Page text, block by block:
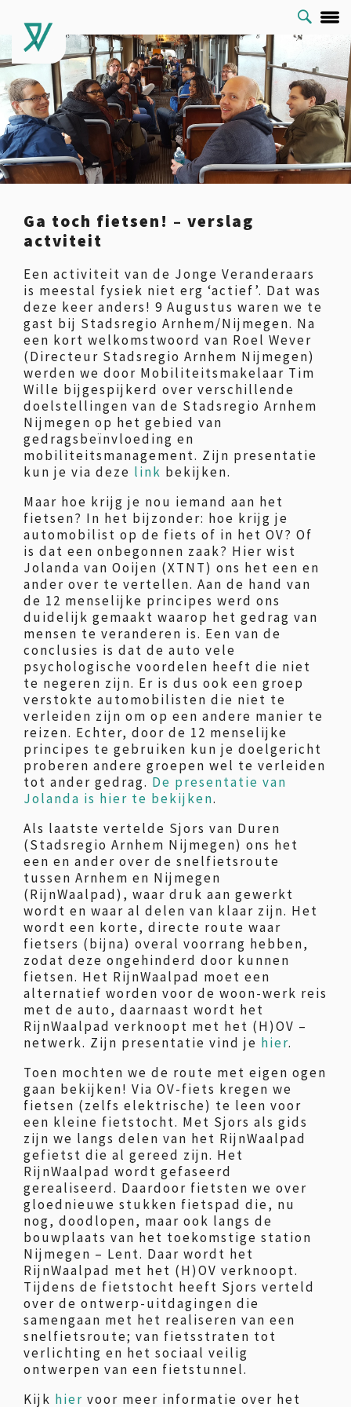
Ga toch fietsen! – verslag
actviteit
Een activiteit van de Jonge Veranderaars
is meestal fysiek niet erg ‘actief’. Dat was
deze keer anders! 9 Augustus waren we te
gast bij Stadsregio Arnhem/Nijmegen. Na
een kort welkomstwoord van Roel Wever
(Directeur Stadsregio Arnhem Nijmegen)
werden we door Mobiliteitsmakelaar Tim
Wille bijgespijkerd over verschillende
doelstellingen van de Stadsregio Arnhem
Nijmegen op het gebied van
gedragsbeïnvloeding en
mobiliteitsmanagement. Zijn presentatie
kun je via deze link bekijken.
Maar hoe krijg je nou iemand aan het
fietsen? In het bijzonder: hoe krijg je
automobilist op de fiets of in het OV? Of
is dat een onbegonnen zaak? Hier wist
Jolanda van Ooijen (XTNT) ons het een en
ander over te vertellen. Aan de hand van
de 12 menselijke principes werd ons
duidelijk gemaakt waarop het gedrag van
mensen te veranderen is. Een van de
conclusies is dat de auto vele
psychologische voordelen heeft die niet
te negeren zijn. Er is dus ook een groep
verstokte automobilisten die niet te
verleiden zijn om op een andere manier te
reizen. Echter, door de 12 menselijke
principes te gebruiken kun je doelgericht
proberen andere groepen wel te verleiden
tot ander gedrag. De presentatie van
Jolanda is hier te bekijken.
Als laatste vertelde Sjors van Duren
(Stadsregio Arnhem Nijmegen) ons het
een en ander over de snelfietsroute
tussen Arnhem en Nijmegen
(RijnWaalpad), waar druk aan gewerkt
wordt en waar al delen van klaar zijn. Het
wordt een korte, directe route waar
fietsers (bijna) overal voorrang hebben,
zodat deze ongehinderd door kunnen
fietsen. Het RijnWaalpad moet een
alternatief worden voor de woon-werk reis
met de auto, daarnaast wordt het
RijnWaalpad verknoopt met het (H)OV –
netwerk. Zijn presentatie vind je hier.
Toen mochten we de route met eigen ogen
gaan bekijken! Via OV-fiets kregen we
fietsen (zelfs elektrische) te leen voor
een kleine fietstocht. Met Sjors als gids
zijn we langs delen van het RijnWaalpad
gefietst die al gereed zijn. Het
RijnWaalpad wordt gefaseerd
gerealiseerd. Daardoor fietsten we over
gloednieuwe stukken fietspad die, nu
nog, doodlopen, maar ook langs de
bouwplaats van het toekomstige station
Nijmegen – Lent. Daar wordt het
RijnWaalpad met het (H)OV verknoopt.
Tijdens de fietstocht heeft Sjors verteld
over de ontwerp-uitdagingen die
samengaan met het realiseren van een
snelfietsroute; van fietsstraten tot
verlichting en het sociaal veilig
ontwerpen van een fietstunnel.
Kijk hier voor meer informatie over het